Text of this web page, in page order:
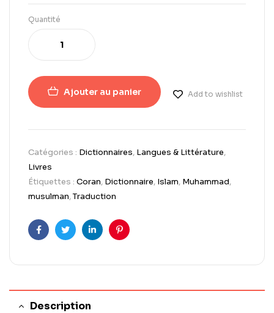
Quantité
Ajouter au panier Add to wishlist
Catégories : Dictionnaires, Langues & Littérature,
Livres
Étiquettes : Coran, Dictionnaire, Islam, Muhammad,
musulman,Traduction
FacebookTwitterLinkedInPinterest
Description